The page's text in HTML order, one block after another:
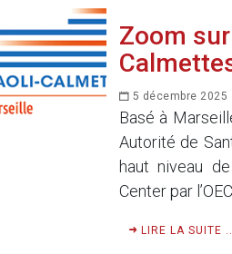
Zoom
5 décembre 2025
Basé à
Autorité de
haut niveau
Center par
LIRE LA SUITE